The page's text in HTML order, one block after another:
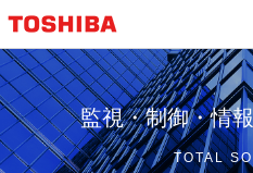
監視・制御・情
TOTAL